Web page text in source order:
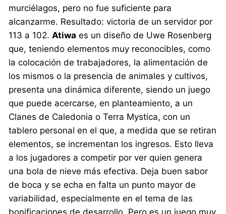
murciélagos, pero no fue suficiente para
alcanzarme. Resultado: victoria de un servidor por
113 a 102.Atiwa es un diseño de Uwe Rosenberg
que, teniendo elementos muy reconocibles, como
la colocación de trabajadores, la alimentación de
los mismos o la presencia de animales y cultivos,
presenta una dinámica diferente, siendo un juego
que puede acercarse, en planteamiento, a un
Clanes de Caledonia o Terra Mystica, con un
tablero personal en el que, a medida que se retiran
elementos, se incrementan los ingresos. Esto lleva
a los jugadores a competir por ver quien genera
una bola de nieve más efectiva. Deja buen sabor
de boca y se echa en falta un punto mayor de
variabilidad, especialmente en el tema de las
bonificaciones de desarrollo. Pero es un juego muy